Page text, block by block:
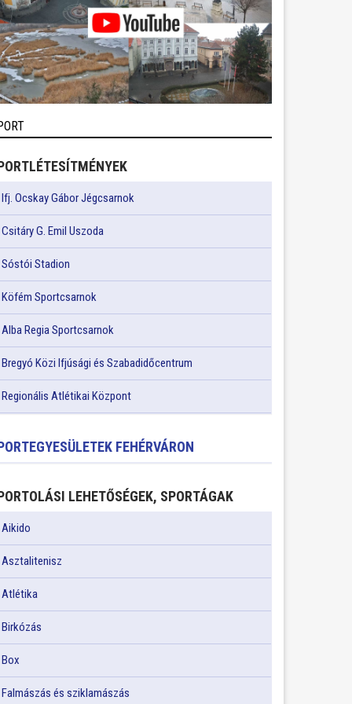
Ifj. Ocskay Gábor Jégcsarnok
Csitáry G. Emil Uszoda
Sóstói Stadion
Köfém Sportcsarnok
Alba Regia Sportcsarnok
Bregyó Közi Ifjúsági és Szabadidőcentrum
Regionális Atlétikai Központ
FEHÉRVÁRON
LEHETŐSÉGEK, SPORTÁGAK
Aikido
Asztalitenisz
Atlétika
Birkózás
Box
Falmászás és sziklamászás